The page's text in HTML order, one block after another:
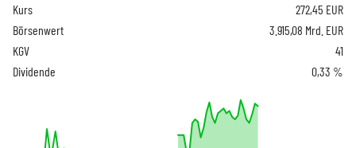
Kurs 272,45 EUR
Börsenwert
3.915,08 Mrd. EUR
KGV
41
Dividende
0,33 %